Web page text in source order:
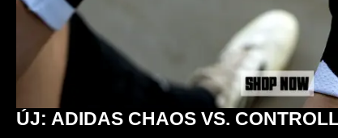
ÚJ: ADIDAS CHAOS VS.